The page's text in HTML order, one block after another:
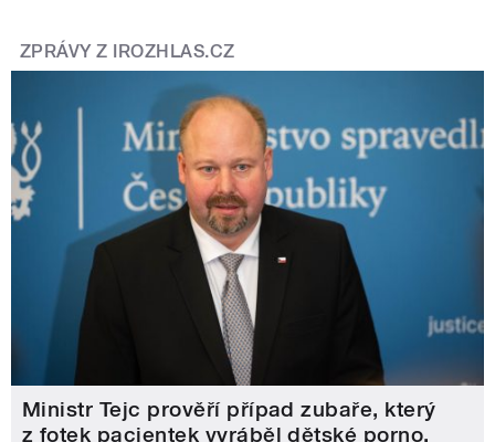
ZPRÁVY Z IROZHLAS.CZ
Ministr Tejc prověří případ zubaře, který
z fotek pacientek vyráběl dětské porno.